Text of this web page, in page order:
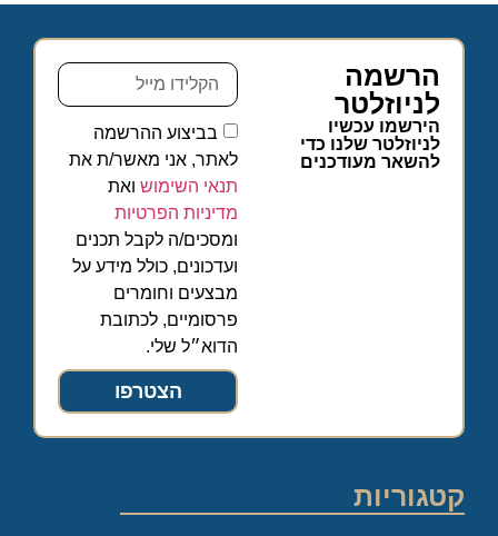
הרשמה
לניוזלטר
הירשמו עכשיו
לניוזלטר שלנו כדי
להשאר מעודכנים
בביצוע ההרשמה
לאתר, אני מאשר/ת את
תנאי השימוש ואת
מדיניות הפרטיות
ומסכים/ה לקבל תכנים
ועדכונים, כולל מידע על
מבצעים וחומרים
פרסומיים, לכתובת
הדוא״ל שלי.
הצטרפו
קטגוריות